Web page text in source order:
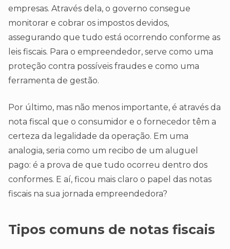
empresas. Através dela, o governo consegue
monitorar e cobrar os impostos devidos,
assegurando que tudo está ocorrendo conforme as
leis fiscais. Para o empreendedor, serve como uma
proteção contra possíveis fraudes e como uma
ferramenta de gestão.
Por último, mas não menos importante, é através da
nota fiscal que o consumidor e o fornecedor têm a
certeza da legalidade da operação. Em uma
analogia, seria como um recibo de um aluguel
pago: é a prova de que tudo ocorreu dentro dos
conformes. E aí, ficou mais claro o papel das notas
fiscais na sua jornada empreendedora?
Tipos comuns de notas fiscais